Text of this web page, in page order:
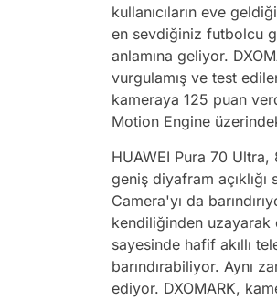
kullanıcıların eve
en sevdiğiniz futbolcu
anlamına geliyor.
vurgulamış ve test
kameraya 125 puan
Motion Engine
HUAWEI Pura 70
geniş diyafram açıklığı
Camera'yı da
kendiliğinden uzayarak
sayesinde hafif akıllı
barındırabiliyor. Aynı
ediyor. DXOMARK,